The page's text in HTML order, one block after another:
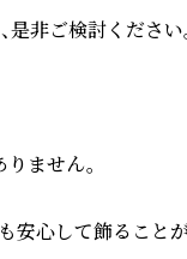
非ご検討ください
ません。
心して飾ることが